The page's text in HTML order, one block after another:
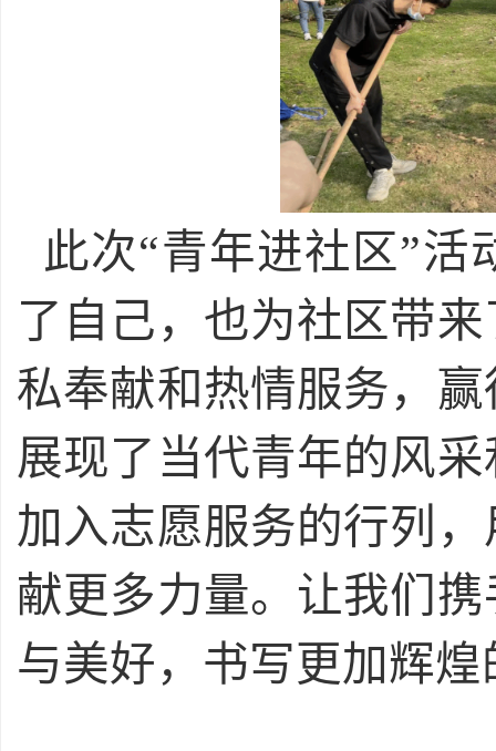
此次“青年进社区”活
了自己，也为社区带
私奉献和热情服务，
展现了当代青年的风
加入志愿服务的行列
献更多力量。让我们
与美好，书写更加辉煌